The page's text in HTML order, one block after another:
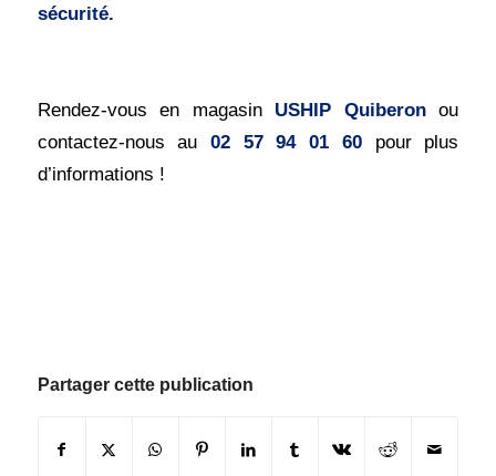
sécurité.
Rendez-vous en magasin USHIP Quiberonou
contactez-nous au02 57 94 01 60pour plus
d’informations !
Partager cette publication